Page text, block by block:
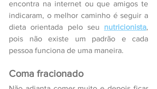
encontra na internet ou que amigos te
indicaram, o melhor caminho é seguir a
dieta orientada pelo seu nutricionista,
pois não existe um padrão e cada
pessoa funciona de uma maneira.
Coma fracionado